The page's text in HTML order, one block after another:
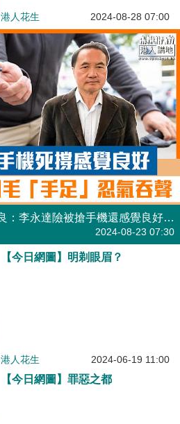
港人花生 2024-08-28 07:00
【短片】【有聲專欄】健良：李永達險被搶手機還感覺良好 英國盜賊如毛「手足」忍氣吞聲
2024-08-23 07:30
【今日網圖】明剃眼眉？
港人花生 2024-06-19 11:00
【今日網圖】罪惡之都